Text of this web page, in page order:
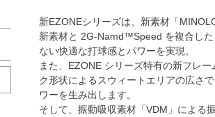
新EZONEシリーズは、新素材「
新素材と 2G-Namd™Speed を複合し
ない快適な打球感とパワーを実現。
また、EZONE シリーズ特有の新フレ
ク形状によるスウィートエリアの広さ
ワーを生み出します。
そして、振動吸収素材「VDM」による